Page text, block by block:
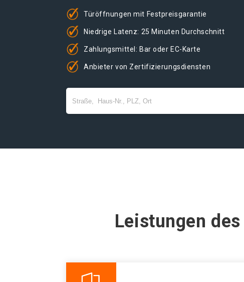
Türöffnungen mit Festpreisgarantie
Niedrige Latenz: 25 Minuten Durchschnitt
Zahlungsmittel: Bar oder EC-Karte
Anbieter von Zertifizierungsdiensten
Leistungen